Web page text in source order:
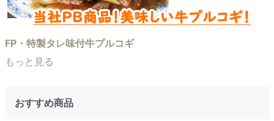
FP・特製タレ味付牛プルコギ
もっと見る
おすすめ商品